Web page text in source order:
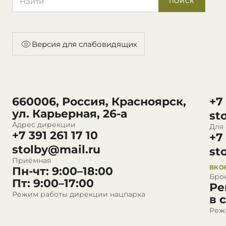
Версия для слабовидящих
660006, Россия, Красноярск,
ул. Карьерная, 26-а
Адрес дирекции
+7 391 261 17 10
stolby@mail.ru
Приёмная
Пн-чт: 9:00–18:00
Пт: 9:00–17:00
Режим работы дирекции нацпарка
Для
+7
в